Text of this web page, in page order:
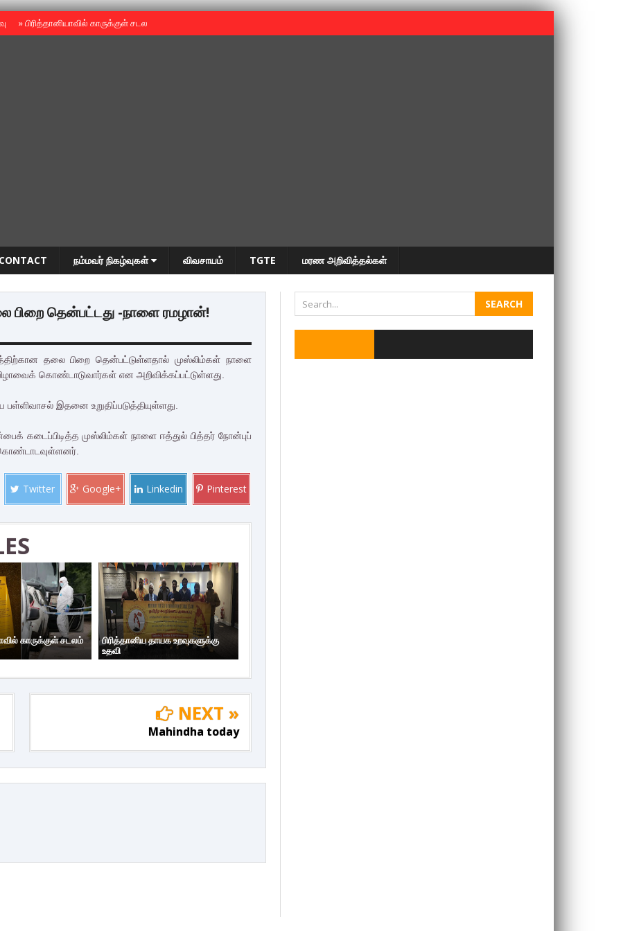
»பிரித்தானியாவில் காருக்குள் சடலம் -தமிழருடையதா ?
CONTACT நம்மவர் நிகழ்வுகள் விவசாயம் TGTE மரண அறிவித்தல்கள்
பிறை தென்பட்டது -நாளை ரமழான்!
தலை பிறை தென்பட்டுள்ளதால் முஸ்லிம்கள் நாளை
கொண்டாடுவார்கள் என அறிவிக்கப்பட்டுள்ளது.
பள்ளிவாசல் இதனை உறுதிப்படுத்தியுள்ளது.
கடைப்பிடித்த முஸ்லிம்கள் நாளை ஈத்துல் பித்தர் நோன்புப்
Twitter Google+ Linkedin Pinterest
காருக்குள் சடலம்
பிரித்தானிய தாயக உறவுகளுக்கு
உதவி
NEXT »
Mahindha today